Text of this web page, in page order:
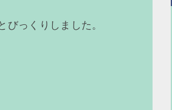
っくりしました。